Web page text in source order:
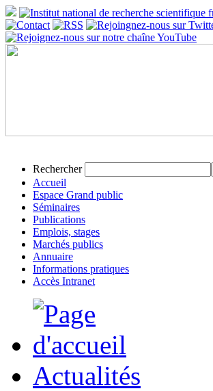
Rechercher
Accueil
Espace Grand public
Séminaires
Publications
Emplois, stages
Marchés publics
Annuaire
Informations pratiques
Accès Intranet
Actualités